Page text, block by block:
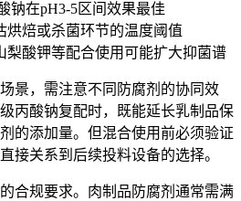
钠在pH3-5区间效果最佳
烘焙或杀菌环节的温度阈值
梨酸钾等配合使用可能扩大抑菌谱
景，需注意不同防腐剂的协同效
丙酸钠复配时，既能延长乳制品保
的添加量。但混合使用前必须验证
接关系到后续投料设备的选择。
合规要求。 肉制品防腐剂 通常需满